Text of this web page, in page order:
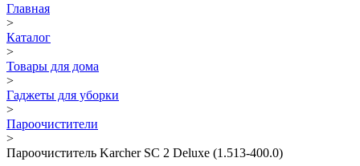
Главная
>
Каталог
>
Товары для дома
>
Гаджеты для уборки
>
Пароочистители
>
Пароочиститель Karcher SC 2 Deluxe (1.513-400.0)